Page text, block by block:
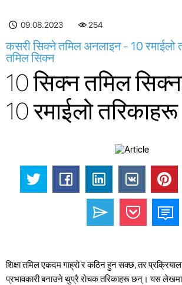
09.08.2023 254
कसरी सिक्ने तमिल अनलाइन - 10 रमाईलो
तमिल सिक्न
10 सिक्न तमिल
10 रमाईलो तरिकाहरू
शिक्षा तमिल एकदम गाह्रो र कठिन हुन सक्छ, तर
प्रभावकारी बनाउने थुप्रै रोचक तरिकाहरू छन्। यस लेखमा